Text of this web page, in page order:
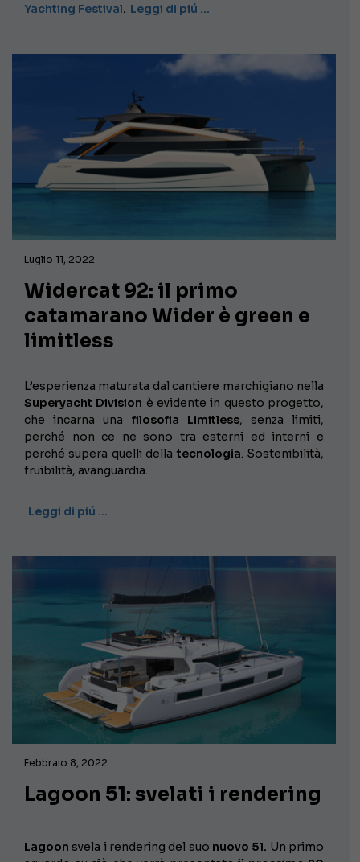
Yachting Festival. Leggi di piú …
Luglio 11, 2022
Widercat 92: il primo
catamarano Wider è green e
limitless
L’esperienza maturata dal cantiere marchigiano nella
Superyacht Division è evidente in questo progetto,
che incarna una filosofia Limitless, senza limiti,
perché non ce ne sono tra esterni ed interni e
perché supera quelli della tecnologia. Sostenibilità,
fruibilità, avanguardia.
Leggi di piú …
Febbraio 8, 2022
Lagoon 51: svelati i rendering
Lagoon svela i rendering del suo nuovo 51. Un primo